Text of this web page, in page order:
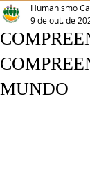
MUNDO
Humanismo
9 de out. de